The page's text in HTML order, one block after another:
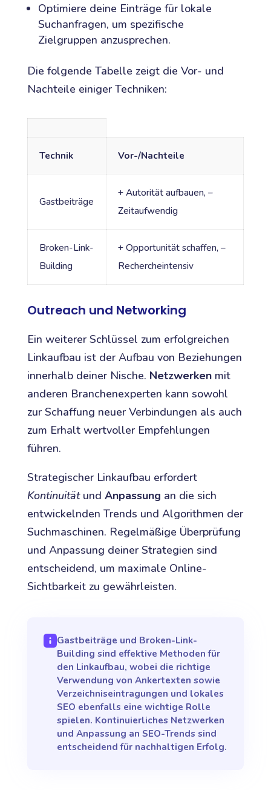
Optimiere deine Einträge für lokale
Suchanfragen, um spezifische
Zielgruppen anzusprechen.
Die folgende Tabelle zeigt die Vor- und
Nachteile einiger Techniken:
Technik Vor-/Nachteile
Gastbeiträge
+ Autorität aufbauen, –
Zeitaufwendig
Broken-Link-
Building
+ Opportunität schaffen, –
Rechercheintensiv
Outreach und Networking
Ein weiterer Schlüssel zum erfolgreichen
Linkaufbau ist der Aufbau von Beziehungen
innerhalb deiner Nische. Netzwerkenmit
anderen Branchenexperten kann sowohl
zur Schaffung neuer Verbindungen als auch
zum Erhalt wertvoller Empfehlungen
führen.
Strategischer Linkaufbau erfordert
Kontinuitätund Anpassung an die sich
entwickelnden Trends und Algorithmen der
Suchmaschinen. Regelmäßige Überprüfung
und Anpassung deiner Strategien sind
entscheidend, um maximale Online-
Sichtbarkeit zu gewährleisten.
Gastbeiträge und Broken-Link-
Building sind effektive Methoden für
den Linkaufbau, wobei die richtige
Verwendung von Ankertexten sowie
Verzeichniseintragungen und lokales
SEO ebenfalls eine wichtige Rolle
spielen. Kontinuierliches Netzwerken
und Anpassung an SEO-Trends sind
entscheidend für nachhaltigen Erfolg.